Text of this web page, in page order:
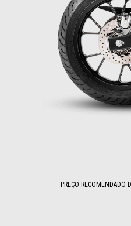
PREÇO RECOMENDADO